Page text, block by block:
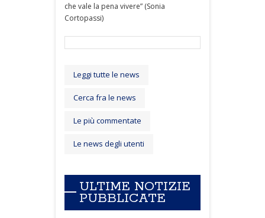
che vale la pena vivere” (Sonia
Cortopassi)
Leggi tutte le news
Cerca fra le news
Le più commentate
Le news degli utenti
ULTIME NOTIZIE
PUBBLICATE